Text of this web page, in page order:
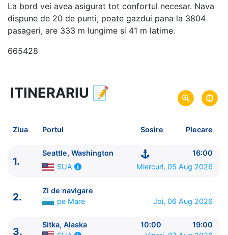
La bord vei avea asigurat tot confortul necesar. Nava
dispune de 20 de punti, poate gazdui pana la 3804
pasageri, are 333 m lungime si 41 m latime.
665428
10 zile vacanta de croaziera in
link oferta
Plecare pe 05 Aug 2026
din Seattle, Washington,
Sosire pe 14 Aug 2026in Seattle, Washington, SUA
Norwegian Joy★★★★★
ITINERARIU 📝
Ziua Portul Sosire Plecare
1.
Seattle, Washington
16:00
SUA
Miercuri, 05 Aug 2026
2.
Zi de navigare
pe Mare
Joi, 06 Aug 2026
3.
Sitka, Alaska 10:00
19:00